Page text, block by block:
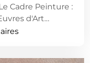
Cadre Peinture :
d'Art…